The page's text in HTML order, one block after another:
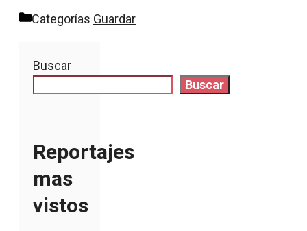
Categorías Guardar
Buscar
Buscar
Reportajes
mas
vistos